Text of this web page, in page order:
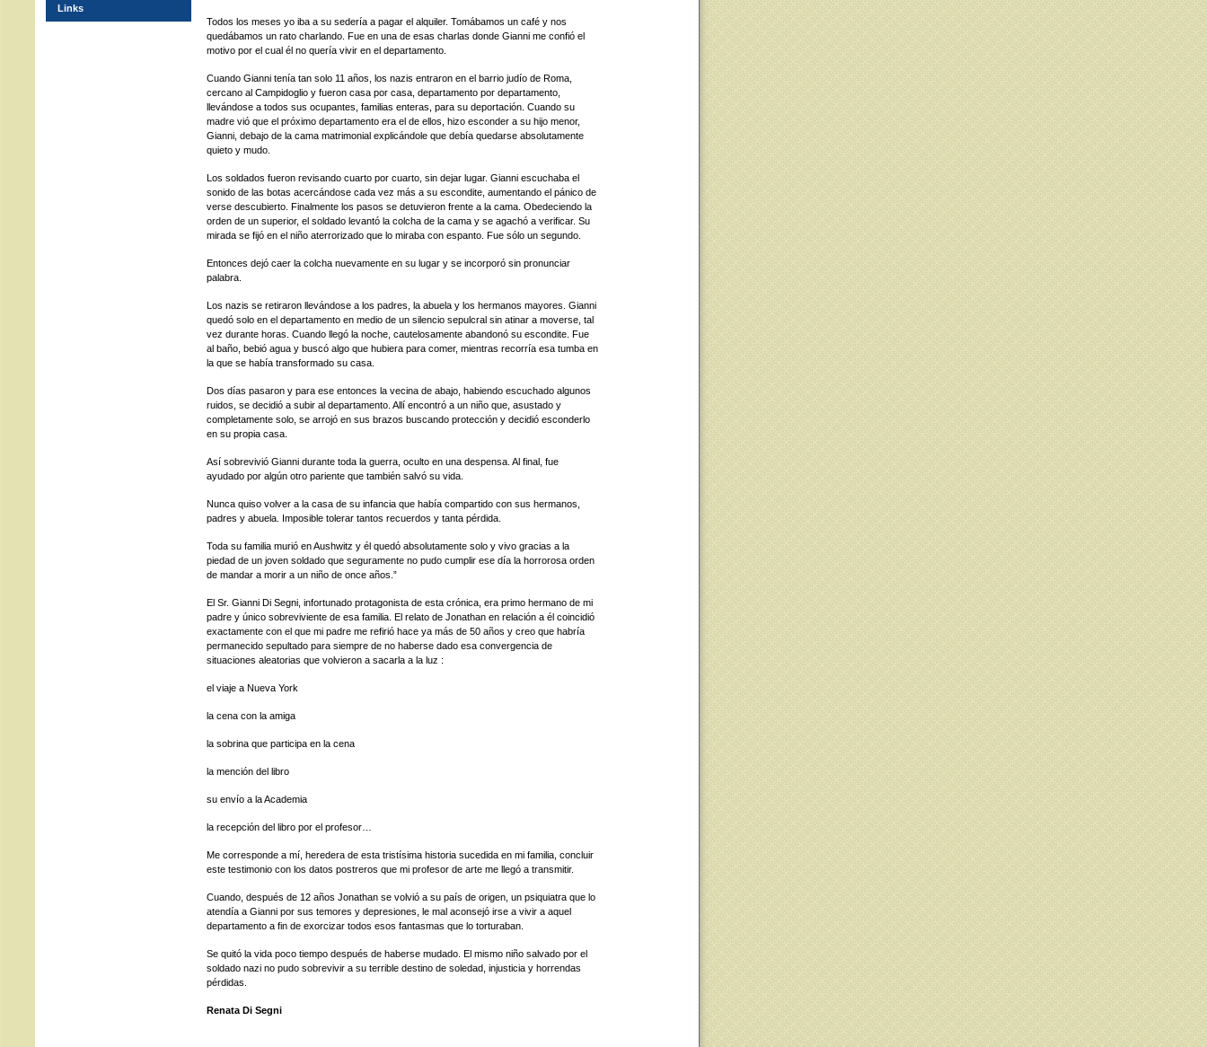
Todos los meses yo iba a su sedería a pagar el alquiler. Tomábamos un café y nos
quedábamos un rato charlando. Fue en una de esas charlas donde Gianni me confió el
motivo por el cual él no quería vivir en el departamento.
Cuando Gianni tenía tan solo 11 años, los nazis entraron en el barrio judío de Roma,
cercano al Campidoglio y fueron casa por casa, departamento por departamento,
llevándose a todos sus ocupantes, familias enteras, para su deportación. Cuando su
madre vió que el próximo departamento era el de ellos, hizo esconder a su hijo menor,
Gianni, debajo de la cama matrimonial explicándole que debía quedarse absolutamente
quieto y mudo.
Los soldados fueron revisando cuarto por cuarto, sin dejar lugar. Gianni escuchaba el
sonido de las botas acercándose cada vez más a su escondite, aumentando el pánico de
verse descubierto. Finalmente los pasos se detuvieron frente a la cama. Obedeciendo la
orden de un superior, el soldado levantó la colcha de la cama y se agachó a verificar. Su
mirada se fijó en el niño aterrorizado que lo miraba con espanto. Fue sólo un segundo.
Entonces dejó caer la colcha nuevamente en su lugar y se incorporó sin pronunciar
palabra.
Los nazis se retiraron llevándose a los padres, la abuela y los hermanos mayores. Gianni
quedó solo en el departamento en medio de un silencio sepulcral sin atinar a moverse, tal
vez durante horas. Cuando llegó la noche, cautelosamente abandonó su escondite. Fue
al baño, bebió agua y buscó algo que hubiera para comer, mientras recorría esa tumba en
la que se había transformado su casa.
Dos días pasaron y para ese entonces la vecina de abajo, habiendo escuchado algunos
ruidos, se decidió a subir al departamento. Allí encontró a un niño que, asustado y
completamente solo, se arrojó en sus brazos buscando protección y decidió esconderlo
en su propia casa.
Así sobrevivió Gianni durante toda la guerra, oculto en una despensa. Al final, fue
ayudado por algún otro pariente que también salvó su vida.
Nunca quiso volver a la casa de su infancia que había compartido con sus hermanos,
padres y abuela. Imposible tolerar tantos recuerdos y tanta pérdida.
Toda su familia murió en Aushwitz y él quedó absolutamente solo y vivo gracias a la
piedad de un joven soldado que seguramente no pudo cumplir ese día la horrorosa orden
de mandar a morir a un niño de once años.”
El Sr. Gianni Di Segni, infortunado protagonista de esta crónica, era primo hermano de mi
padre y único sobreviviente de esa familia. El relato de Jonathan en relación a él coincidió
exactamente con el que mi padre me refirió hace ya más de 50 años y creo que habría
permanecido sepultado para siempre de no haberse dado esa convergencia de
situaciones aleatorias que volvieron a sacarla a la luz :
el viaje a Nueva York
la cena con la amiga
la sobrina que participa en la cena
la mención del libro
su envío a la Academia
la recepción del libro por el profesor…
Me corresponde a mí, heredera de esta tristísima historia sucedida en mi familia, concluir
este testimonio con los datos postreros que mi profesor de arte me llegó a transmitir.
Cuando, después de 12 años Jonathan se volvió a su país de origen, un psiquiatra que lo
atendía a Gianni por sus temores y depresiones, le mal aconsejó irse a vivir a aquel
departamento a fin de exorcizar todos esos fantasmas que lo torturaban.
Se quitó la vida poco tiempo después de haberse mudado. El mismo niño salvado por el
soldado nazi no pudo sobrevivir a su terrible destino de soledad, injusticia y horrendas
pérdidas.
Renata Di Segni
Links